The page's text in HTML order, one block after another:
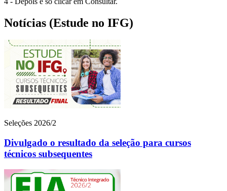
Notícias (Estude no IFG)
Seleções 2026/2
Divulgado o resultado da seleção para cursos
técnicos subsequentes